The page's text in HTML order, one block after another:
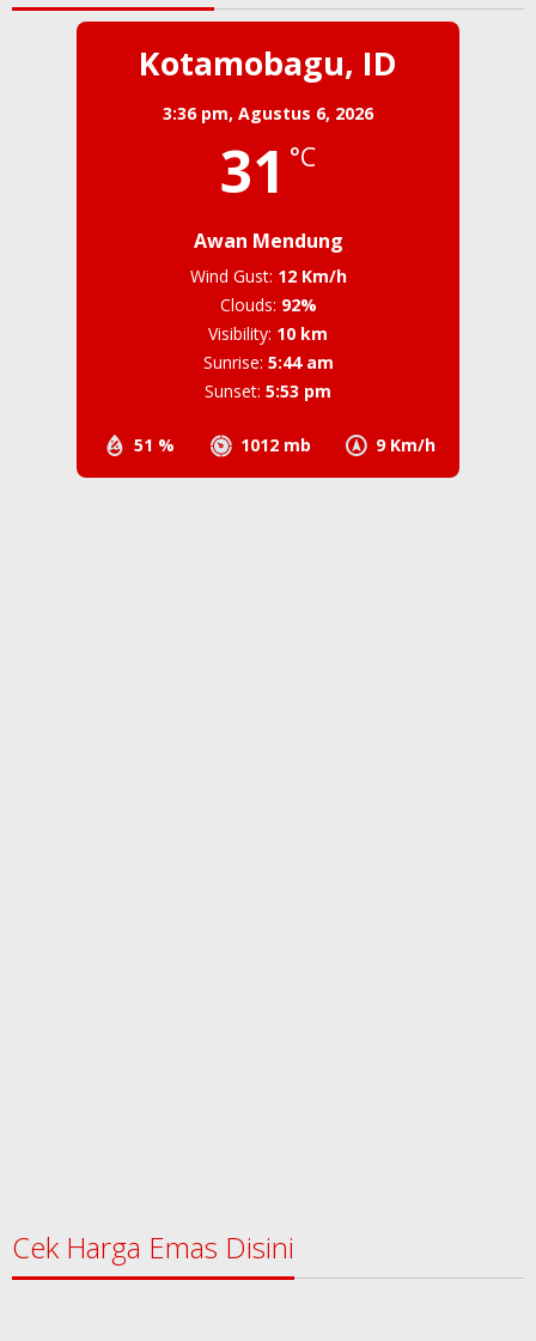
Kotamobagu, ID
3:36 pm, Agustus 6, 2026
31 °C
Awan Mendung
51 % 1012 mb 9 Km/h
Wind Gust: 12 Km/h
Clouds: 92%
Visibility: 10 km
Sunrise: 5:44 am
Sunset: 5:53 pm
Cek Harga Emas Disini